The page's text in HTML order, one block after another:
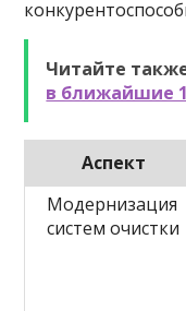
Читайте
в ближайшие
Аспект
Модернизация
систем очистки